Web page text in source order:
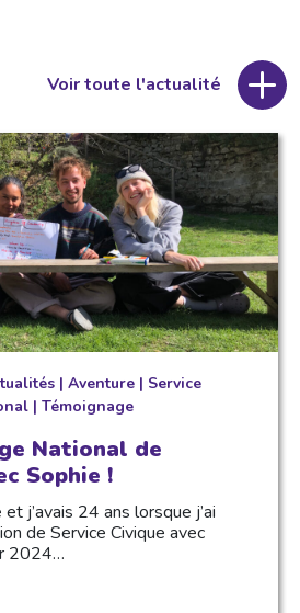
Voir toute l'actualité
| Aventure| Service
| Témoignage
National de
Sophie !
j’avais 24 ans lorsque j’ai
de Service Civique avec
2024…